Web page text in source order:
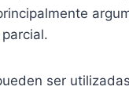
ser